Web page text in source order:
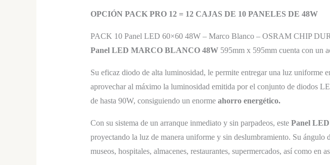
OPCIÓN PACK PRO 12 = 12 CAJAS DE 10 PANELES DE 48W
PACK 10 Panel LED 60×60 48W – Marco Blanco – OSRAM CHIP
Panel LED MARCO BLANCO 48W595mm x 595mm cuenta con un
Su eficaz diodo de alta luminosidad, le permite entregar una luz uniforme
aprovechar al máximo la luminosidad emitida por el conjunto de diodos
de hasta 90W, consiguiendo un enorme ahorro energético.
Con su sistema de un arranque inmediato y sin parpadeos, este Panel LED
proyectando la luz de manera uniforme y sin deslumbramiento. Su ángulo
museos, hospitales, almacenes, restaurantes, supermercados, así como en